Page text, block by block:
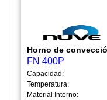
Horno de
FN 400P
Capacidad:
Temperatura:
Material Interno: